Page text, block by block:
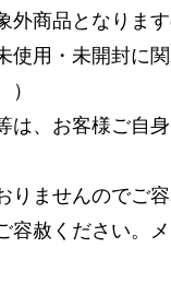
外商品となりま
使用・未開封に
は、お客様ご自
りませんのでご
容赦ください。